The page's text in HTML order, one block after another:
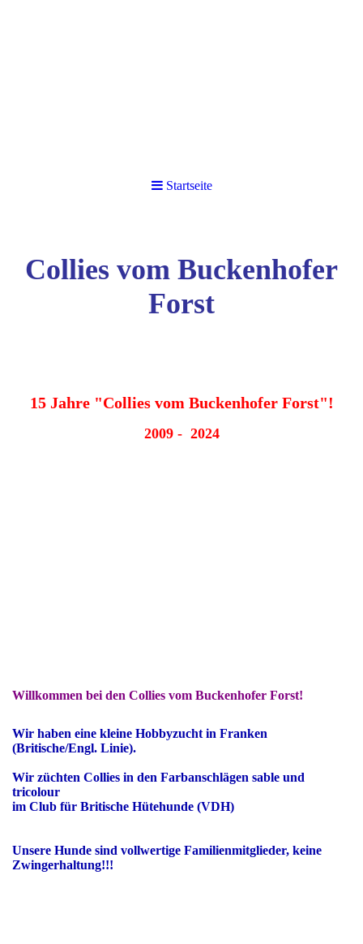
Startseite
Collies vom Buckenhofer
Forst
15 Jahre "Collies vom Buckenhofer Forst"!
2009 - 2024
Willkommen bei den Collies vom Buckenhofer Forst!
Wir haben eine kleine Hobbyzucht in Franken
(Britische/Engl. Linie).
Wir züchten Collies in den Farbanschlägen sable und
tricolour
im Club für Britische Hütehunde (VDH)
Unsere Hunde sind vollwertige Familienmitglieder, keine
Zwingerhaltung!!!